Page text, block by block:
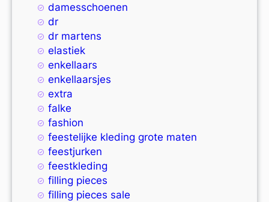
damesschoenen
dr
dr martens
elastiek
enkellaars
enkellaarsjes
extra
falke
fashion
feestelijke kleding grote maten
feestjurken
feestkleding
filling pieces
filling pieces sale